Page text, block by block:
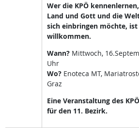
Wer die KPÖ
Land und Gott und die
sich einbringen möchte,
willkommen.
Wann?Mittwoch,
Uhr
Wo?Enoteca MT,
Graz
Eine Veranstaltung des
für den 11. Bezirk.